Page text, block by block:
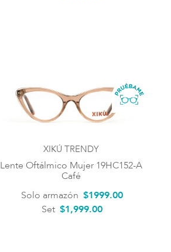
XIKÚ TRENDY
Lente Oftálmico Mujer 19HC152-A
Café
Solo armazón $1999.00
Set $1,999.00